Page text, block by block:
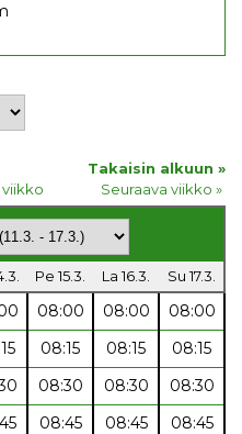
Takaisin alkuun »
viikko Seuraava viikko »
Pe 15.3. La 16.3. Su 17.3.
08:00 08:00
08:00
08:15 08:15
08:15
08:30 08:30
08:30
08:45 08:45
08:45